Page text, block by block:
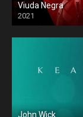
Viuda Negra
2021
John Wick